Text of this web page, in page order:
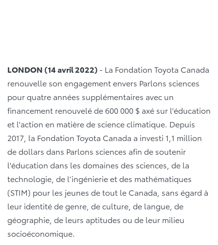
LONDON (14 avril 2022)- La Fondation Toyota Canada
renouvelle son engagement envers Parlons sciences
pour quatre années supplémentaires avec un
financement renouvelé de 600 000 $ axé sur l'éducation
et l'action en matière de science climatique. Depuis
2017, la Fondation Toyota Canada a investi 1,1 million
de dollars dans Parlons sciences afin de soutenir
l'éducation dans les domaines des sciences, de la
technologie, de l’ingénierie et des mathématiques
(STIM) pour les jeunes de tout le Canada, sans égard à
leur identité de genre, de culture, de langue, de
géographie, de leurs aptitudes ou de leur milieu
socioéconomique.